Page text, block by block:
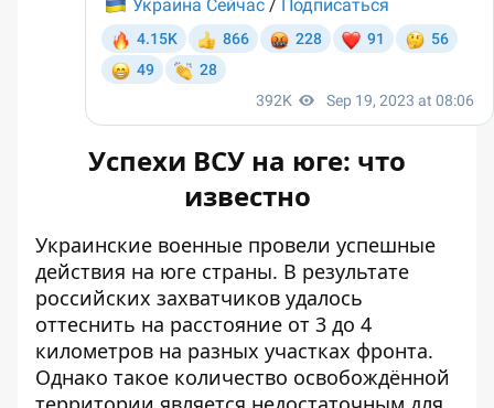
Успехи ВСУ на юге: что
известно
Украинские военные провели успешные
действия на юге страны. В результате
российских захватчиков удалось
оттеснить на расстояние от 3 до 4
километров на разных участках фронта.
Однако такое количество освобождённой